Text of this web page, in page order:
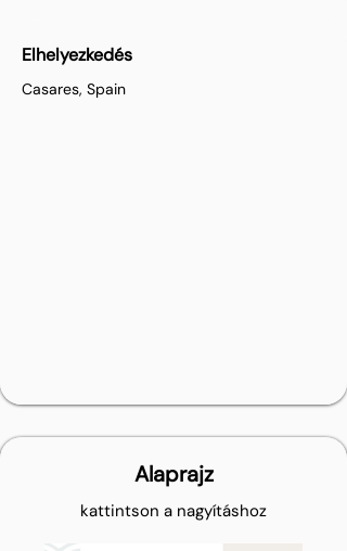
Elhelyezkedés
Casares, Spain
Alaprajz
kattintson a nagyításhoz